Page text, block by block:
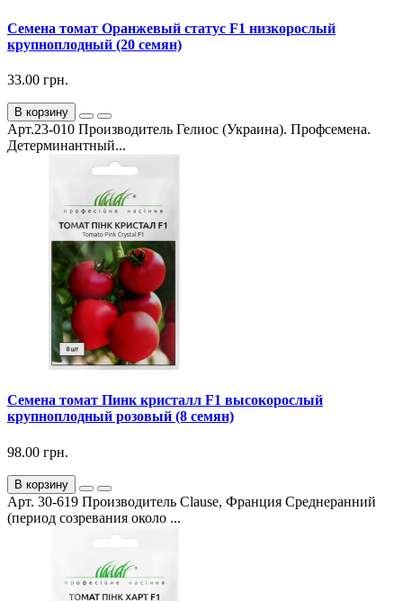
Семена томат Оранжевый статус F1 низкорослый
крупноплодный (20 семян)
33.00 грн.
В корзину
Арт.23-010 Производитель Гелиос (Украина). Профсемена.
Детерминантный...
Семена томат Пинк кристалл F1 высокорослый
крупноплодный розовый (8 семян)
98.00 грн.
В корзину
Арт. 30-619 Производитель Clause, Франция Среднеранний
(период созревания около ...